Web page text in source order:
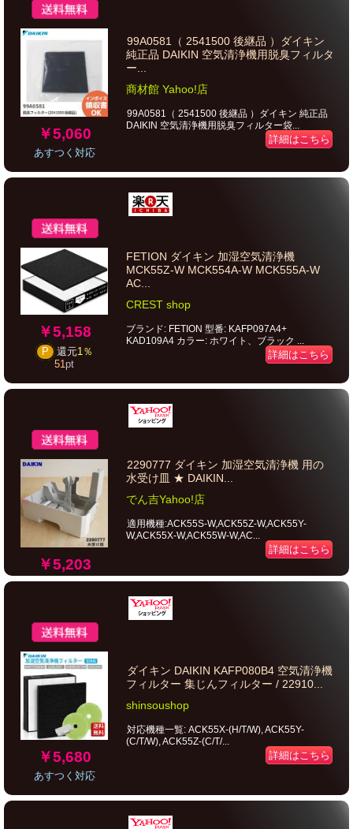
￥5,060
あすつく対応
99A0581（ 2541500 後継品 ）ダイキン
純正品 DAIKIN 空気清浄機用脱臭フィルタ
ー...
商材館 Yahoo!店
99A0581（ 2541500 後継品 ）ダイキン 純正品
DAIKIN 空気清浄機用脱臭フィルター袋...
詳細はこちら
￥5,158
P 還元1％
51 pt
FETION ダイキン 加湿空気清浄機
MCK55Z-W MCK554A-W MCK555A-W
AC...
CREST shop
ブランド: FETION 型番: KAFP097A4+
KAD109A4 カラー: ホワイト、ブラック ...
詳細はこちら
￥5,203
2290777 ダイキン 加湿空気清浄機 用の
水受け皿 ★ DAIKIN...
でん吉Yahoo!店
適用機種:ACK55S-W,ACK55Z-W,ACK55Y-
W,ACK55X-W,ACK55W-W,AC...
詳細はこちら
￥5,680
あすつく対応
ダイキン DAIKIN KAFP080B4 空気清浄機
フィルター 集じんフィルター / 22910...
shinsoushop
対応機種一覧: ACK55X-(H/T/W), ACK55Y-
(C/T/W), ACK55Z-(C/T/...
詳細はこちら